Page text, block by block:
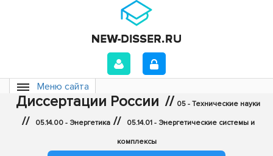
Меню сайта
Диссертации России // 05 - Технические науки
// 05.14.00 - Энергетика // 05.14.01 - Энергетические системы и
комплексы